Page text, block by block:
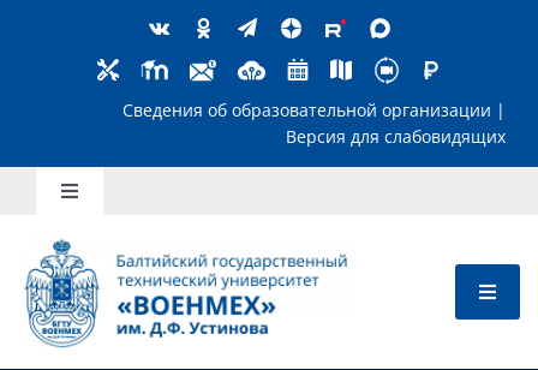
Сведения об образовательной
Toggle
Школьникам
Абитуриентам